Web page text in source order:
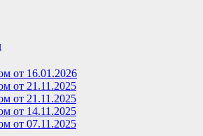
от 16.01.2026
от 21.11.2025
от 21.11.2025
от 14.11.2025
от 07.11.2025